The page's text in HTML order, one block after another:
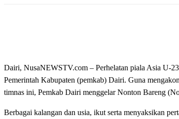
Dairi, NusaNEWSTV.com – Perhelatan piala Asia U-
Pemerintah Kabupaten (pemkab) Dairi. Guna
timnas ini, Pemkab Dairi menggelar Nonton Bareng
Berbagai kalangan dan usia, ikut serta menyaksikan